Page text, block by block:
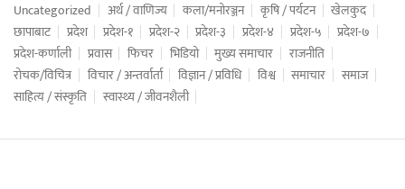
Uncategorized अर्थ / वाणिज्य कला/मनोरञ्जन कृषि / पर्यटन
खेलकुद
छापाबाट
प्रदेश प्रदेश-१ प्रदेश-२ प्रदेश-३ प्रदेश-४ प्रदेश-५
प्रदेश-७
प्रदेश-कर्णाली
प्रवास फिचर भिडियो मुख्य समाचार
राजनीति
रोचक/विचित्र
विचार / अन्तर्वार्ता विज्ञान / प्रविधि विश्व समाचार
समाज
साहित्य / संस्कृति
स्वास्थ्य / जीवनशैली